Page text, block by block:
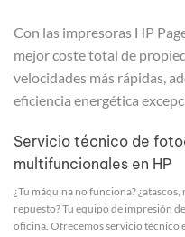
Con las impresoras HP
mejor coste total de
velocidades más rápidas,
eficiencia energética
Servicio técnico de
multifuncionales en HP
¿Tu máquina no funciona?
repuesto? Tu equipo de impresión
oficina. Ofrecemos servicio técnico